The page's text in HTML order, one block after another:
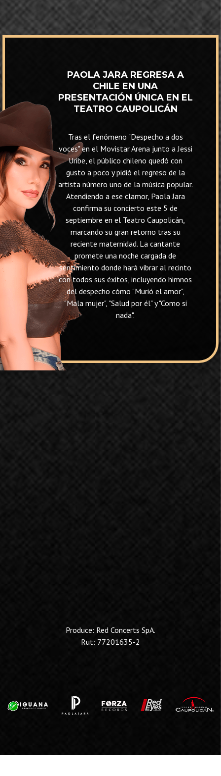
PAOLA JARA REGRESA A
CHILE EN UNA
PRESENTACIÓN ÚNICA EN EL
TEATRO CAUPOLICÁN
Tras el fenómeno "Despecho a dos
voces" en el Movistar Arena junto a Jessi
Uribe, el público chileno quedó con
gusto a poco y pidió el regreso de la
artista número uno de la música popular.
Atendiendo a ese clamor, Paola Jara
confirma su concierto este 5 de
septiembre en el Teatro Caupolicán,
marcando su gran retorno tras su
reciente maternidad. La cantante
promete una noche cargada de
sentimiento donde hará vibrar al recinto
con todos sus éxitos, incluyendo himnos
del despecho cómo "Murió el amor",
"Mala mujer", "Salud por él" y "Como si
nada".
Produce: Red Concerts SpA.
Rut: 77201635-2